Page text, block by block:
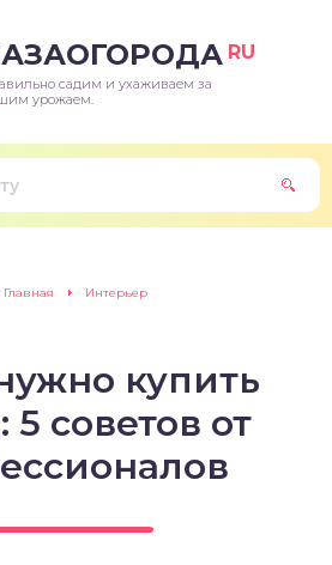
RU
садим и ухаживаем за
урожаем.
Главная Интерьер
купить
5 советов от